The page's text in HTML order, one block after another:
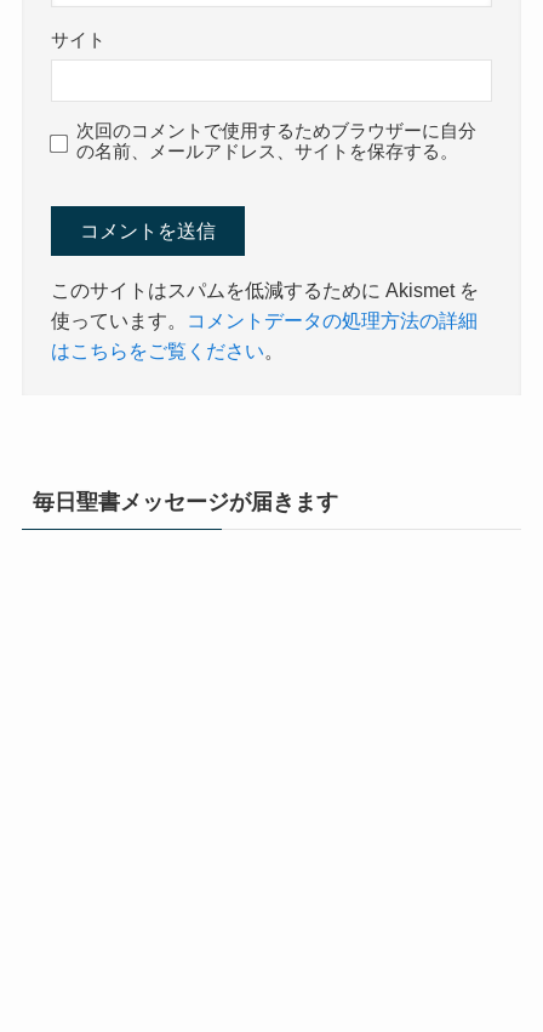
サイト
次回のコメントで使用するためブラウザーに自分
の名前、メールアドレス、サイトを保存する。
このサイトはスパムを低減するために Akismet を
使っています。
コメントデータの処理方法の詳細
はこちらをご覧ください。
毎日聖書メッセージが届きます